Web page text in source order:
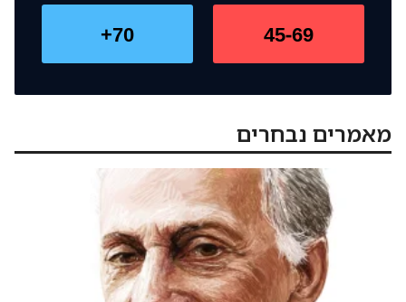
45-69
70+
מאמרים נבחרים